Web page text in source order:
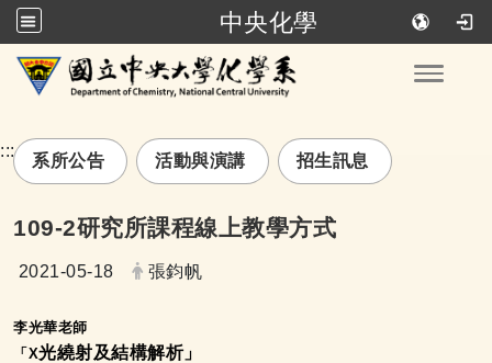
中央化學
跳到主要內容
:::
系所公告 活動與演講 招生訊息
109-2研究所課程線上教學方式
日期：
2021-05-18 發布者：
張鈞帆
李光華老師
「X光繞射及結構解析」